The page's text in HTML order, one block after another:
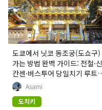
도쿄에서 닛코 동조궁(도쇼구)
가는 방법 완벽 가이드: 전철·신
칸센·버스투어 당일치기 루트
및 주변 명소 총정리
Asami
도치키